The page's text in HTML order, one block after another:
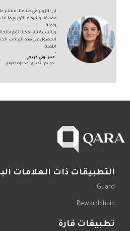
جونيور تنفيذي - مجموعة الوادي
عبير توني فريجي
إن التزوير في صناعتنا
عملاؤنا وشركاء التوزيع ما
وآمنة.
وبالنسبة لنا، يمكننا تتبع
الحصول على هذه البيانات
اللعبة.
”
التطبيقات ذات العلامات
Guard
Rewardchain
تطبيقات قارة